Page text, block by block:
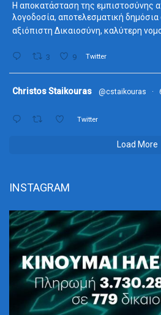
Η αποκατάσταση της εμπιστοσύνης
λογοδοσία, αποτελεσματική δημόσια
αξιόπιστη Δικαιοσύνη, καλύτερη
3 9 Twitter
Christos Staikouras @cstaikouras ·
Twitter
Load More
INSTAGRAM